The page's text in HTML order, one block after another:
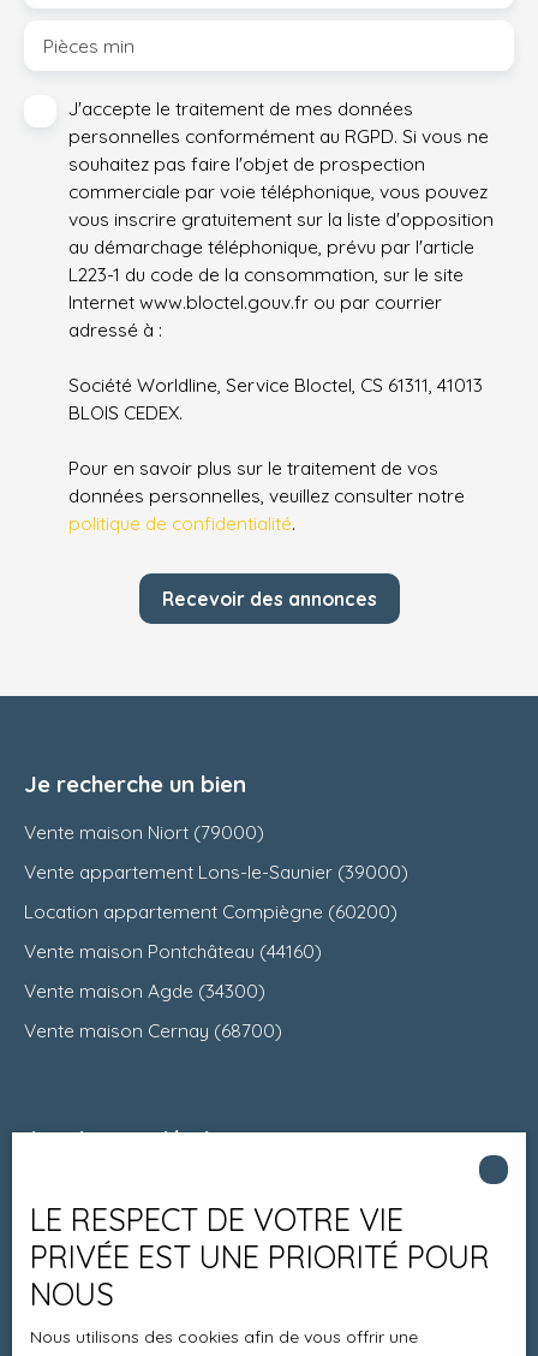
Pièces min
J'accepte le traitement de mes données
personnelles conformément au RGPD. Si vous ne
souhaitez pas faire l'objet de prospection
commerciale par voie téléphonique, vous pouvez
vous inscrire gratuitement sur la liste d'opposition
au démarchage téléphonique, prévu par l'article
L223-1 du code de la consommation, sur le site
Internet www.bloctel.gouv.fr ou par courrier
adressé à :
Société Worldline, Service Bloctel, CS 61311, 41013
BLOIS CEDEX.
Pour en savoir plus sur le traitement de vos
données personnelles, veuillez consulter notre
politique de confidentialité.
Recevoir des annonces
Je recherche un bien
Vente maison Niort (79000)
Vente appartement Lons-le-Saunier (39000)
Location appartement Compiègne (60200)
Vente maison Pontchâteau (44160)
Vente maison Agde (34300)
Vente maison Cernay (68700)
Je suis propriétaire
Espace vendeur
Vendre avec nous
Charte 21
Contact
LE RESPECT DE VOTRE VIE
PRIVÉE EST UNE PRIORITÉ POUR
NOUS
Nous utilisons des cookies afin de vous offrir une